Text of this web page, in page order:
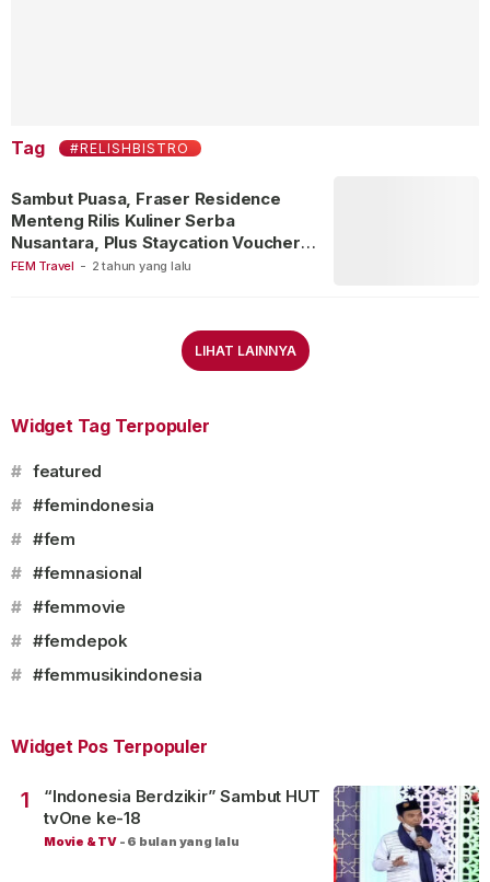
Tag #RELISHBISTRO
FEM Travel - 2 tahun yang lalu
Sambut Puasa, Fraser Residence
Menteng Rilis Kuliner Serba
Nusantara, Plus Staycation Voucher
Thailand & Malaysia, Ini Syaratnya!
LIHAT LAINNYA
Widget Tag Terpopuler
# featured
# #femindonesia
# #fem
# #femnasional
# #femmovie
# #femdepok
# #femmusikindonesia
Widget Pos Terpopuler
1
“Indonesia Berdzikir” Sambut HUT
tvOne ke-18
Movie & TV - 6 bulan yang lalu